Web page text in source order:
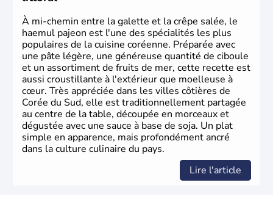
À mi-chemin entre la galette et la crêpe salée, le
haemul pajeon est l'une des spécialités les plus
populaires de la cuisine coréenne. Préparée avec
une pâte légère, une généreuse quantité de ciboule
et un assortiment de fruits de mer, cette recette est
aussi croustillante à l'extérieur que moelleuse à
cœur. Très appréciée dans les villes côtières de
Corée du Sud, elle est traditionnellement partagée
au centre de la table, découpée en morceaux et
dégustée avec une sauce à base de soja. Un plat
simple en apparence, mais profondément ancré
dans la culture culinaire du pays.
Lire l'article